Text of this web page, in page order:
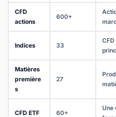
CFD
actions
600+
Indices 33
Matières
première
s
27
CFD ETF 60+
Une